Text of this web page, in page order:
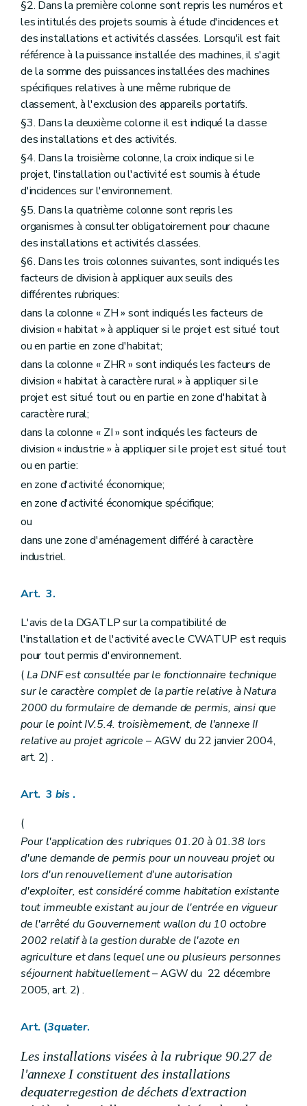
§2. Dans la première colonne sont repris les numéros et
les intitulés des projets soumis à étude d'incidences et
des installations et activités classées. Lorsqu'il est fait
référence à la puissance installée des machines, il s'agit
de la somme des puissances installées des machines
spécifiques relatives à une même rubrique de
classement, à l'exclusion des appareils portatifs.
§3. Dans la deuxième colonne il est indiqué la classe
des installations et des activités.
§4. Dans la troisième colonne, la croix indique si le
projet, l'installation ou l'activité est soumis à étude
d'incidences sur l'environnement.
§5. Dans la quatrième colonne sont repris les
organismes à consulter obligatoirement pour chacune
des installations et activités classées.
§6. Dans les trois colonnes suivantes, sont indiqués les
facteurs de division à appliquer aux seuils des
différentes rubriques:
dans la colonne « ZH » sont indiqués les facteurs de
division « habitat » à appliquer si le projet est situé tout
ou en partie en zone d'habitat;
dans la colonne « ZHR » sont indiqués les facteurs de
division « habitat à caractère rural » à appliquer si le
projet est situé tout ou en partie en zone d'habitat à
caractère rural;
dans la colonne « ZI » sont indiqués les facteurs de
division « industrie » à appliquer si le projet est situé tout
ou en partie:
en zone d'activité économique;
en zone d'activité économique spécifique;
ou
dans une zone d'aménagement différé à caractère
industriel.
Art. 3.
L'avis de la DGATLP sur la compatibilité de
l'installation et de l'activité avec le CWATUP est requis
pour tout permis d'environnement.
(La DNF est consultée par le fonctionnaire technique
sur le caractère complet de la partie relative à Natura
2000 du formulaire de demande de permis, ainsi que
pour le point IV.5.4. troisièmement, de l'annexe II
relative au projet agricole – AGW du 22 janvier 2004,
art. 2) .
Art. 3 bis .
(
Pour l'application des rubriques 01.20 à 01.38 lors
d'une demande de permis pour un nouveau projet ou
lors d'un renouvellement d'une autorisation
d'exploiter, est considéré comme habitation existante
tout immeuble existant au jour de l'entrée en vigueur
de l'arrêté du Gouvernement wallon du 10 octobre
2002 relatif à la gestion durable de l'azote en
agriculture et dans lequel une ou plusieurs personnes
séjournent habituellement– AGW du 22 décembre
2005, art. 2) .
Art. (3quater.
Les installations visées à la rubrique 90.27 de
l'annexe Iconstituent des installations
dequaterregestion de déchets d'extraction